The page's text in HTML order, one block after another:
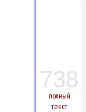
738
полный
текст